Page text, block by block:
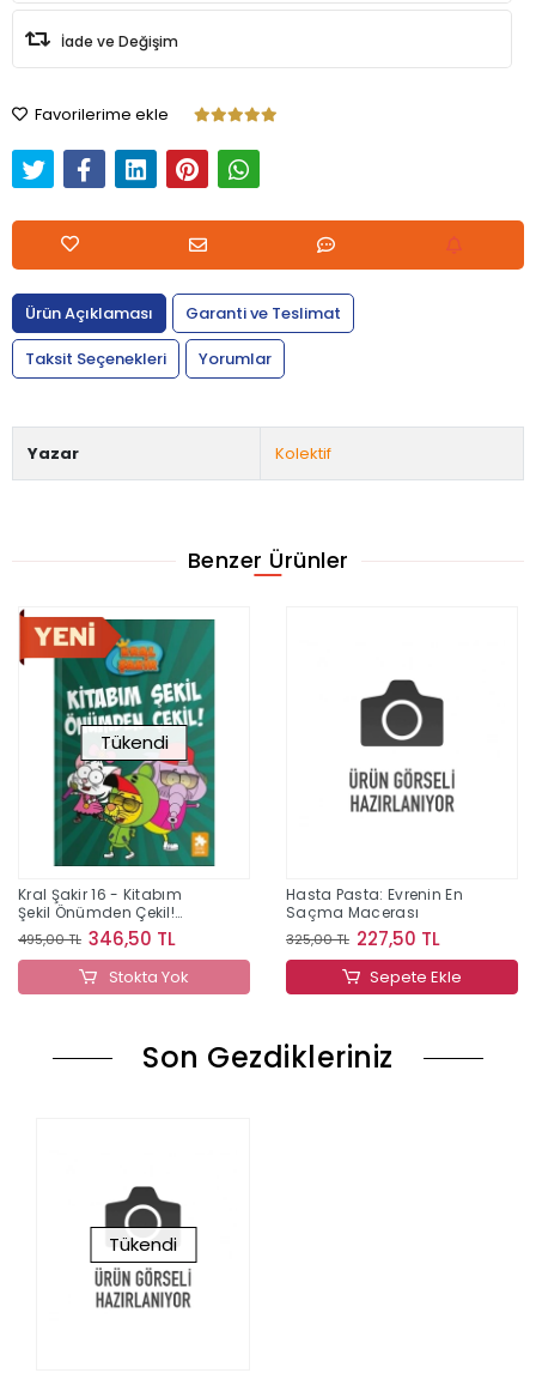
İade ve Değişim
Favorilerime ekle
Ürün Açıklaması
Garanti ve Teslimat
Taksit Seçenekleri
Yorumlar
Yazar Kolektif
Benzer Ürünler
Tükendi
Kral Şakir 16 - Kitabım
Şekil Önümden Çekil!
(Ciltli)
495,00 TL 346,50 TL
Stokta Yok
Hasta Pasta: Evrenin En
Saçma Macerası
325,00 TL 227,50 TL
Sepete Ekle
Son Gezdikleriniz
Tükendi